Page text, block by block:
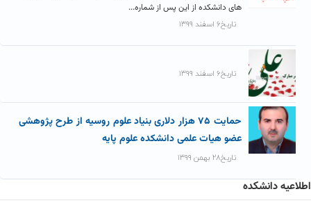
های دانشکده از این پس از شماره...
تاریخ۶ اسفند ۱۳۹۹
تاریخ۶ اسفند ۱۳۹۹
حمایت ۷۵ هزار دلاری بنیاد علوم روسیه از طرح پژوهشی
عضو هیات علمی دانشکده علوم پایه
تاریخ۲۸ بهمن ۱۳۹۹
اطلاعیه دانشکده